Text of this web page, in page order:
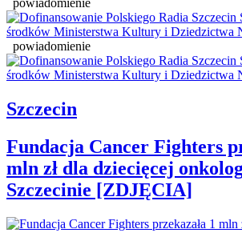
powiadomienie
powiadomienie
Szczecin
Fundacja Cancer Fighters
mln zł dla dziecięcej
Szczecinie [ZDJĘCIA]